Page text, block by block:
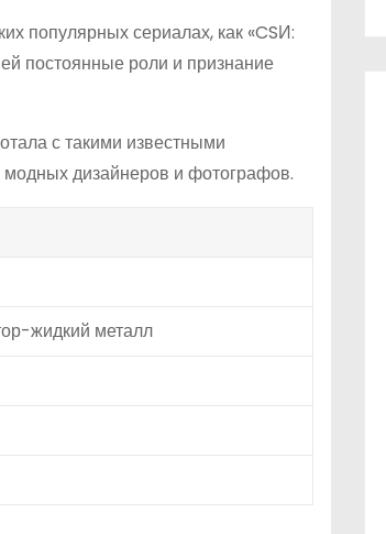
популярных сериалах, как «CSИ:
постоянные роли и признание
с такими известными
дизайнеров и фотографов.
жидкий металл